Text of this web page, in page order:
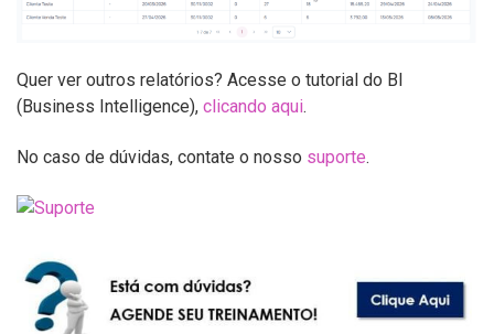
Quer ver outros relatórios? Acesse o tutorial do BI
(Business Intelligence), clicando aqui.
No caso de dúvidas, contate o nosso suporte.